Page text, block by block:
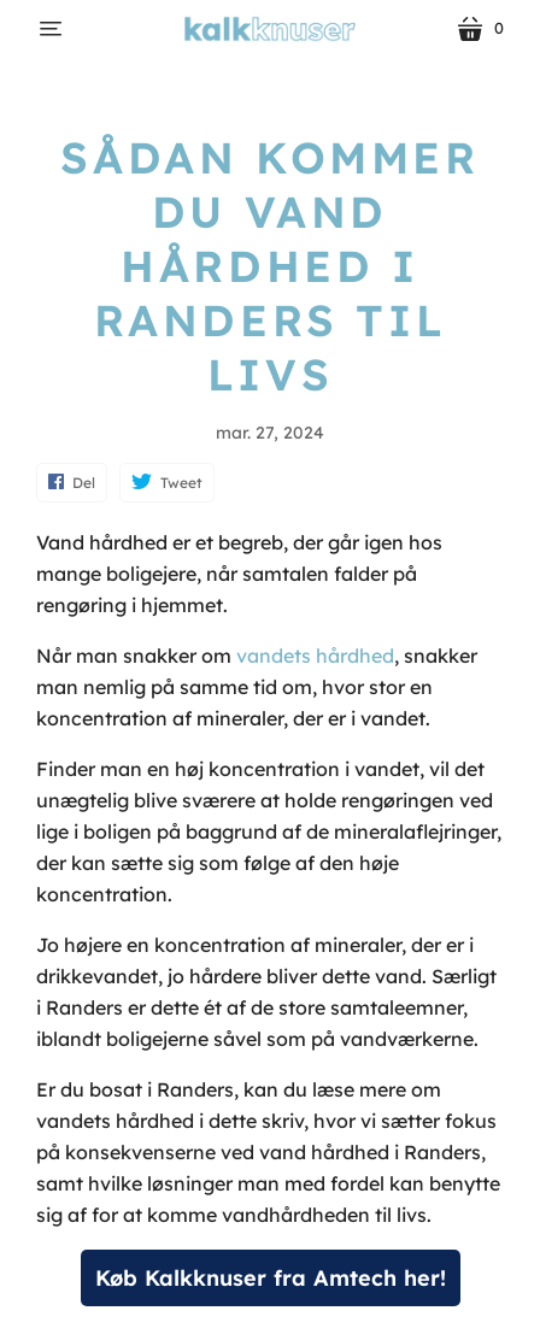
menu kurv
0
SÅDAN KOMMER
DU VAND
HÅRDHED I
RANDERS TIL
LIVS
mar. 27, 2024
Del Tweet
Vand hårdhed er et begreb, der går igen hos
mange boligejere, når samtalen falder på
rengøring i hjemmet.
Når man snakker om vandets hårdhed, snakker
man nemlig på samme tid om, hvor stor en
koncentration af mineraler, der er i vandet.
Finder man en høj koncentration i vandet, vil det
unægtelig blive sværere at holde rengøringen ved
lige i boligen på baggrund af de mineralaflejringer,
der kan sætte sig som følge af den høje
koncentration.
Jo højere en koncentration af mineraler, der er i
drikkevandet, jo hårdere bliver dette vand. Særligt
i Randers er dette ét af de store samtaleemner,
iblandt boligejerne såvel som på vandværkerne.
Er du bosat i Randers, kan du læse mere om
vandets hårdhed i dette skriv, hvor vi sætter fokus
på konsekvenserne ved vand hårdhed i Randers,
samt hvilke løsninger man med fordel kan benytte
sig af for at komme vandhårdheden til livs.
Køb Kalkknuser fra Amtech her!